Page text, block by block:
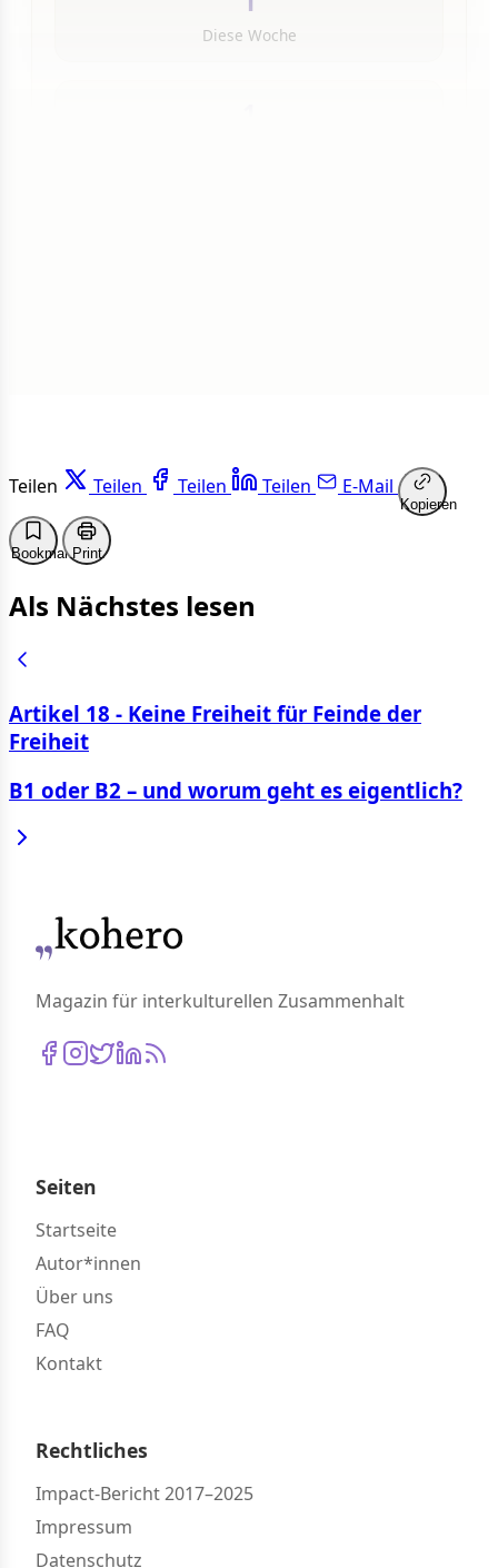
Diese Woche
Teilen Teilen Teilen Teilen E-Mail
Kopieren
BookmarkPrint
Als Nächstes lesen
Artikel 18 - Keine Freiheit für Feinde der
Freiheit
B1 oder B2 – und worum geht es eigentlich?
Magazin für interkulturellen Zusammenhalt
Seiten
Startseite
Autor*innen
Über uns
FAQ
Kontakt
Rechtliches
Impact-Bericht 2017–2025
Impressum
Datenschutz